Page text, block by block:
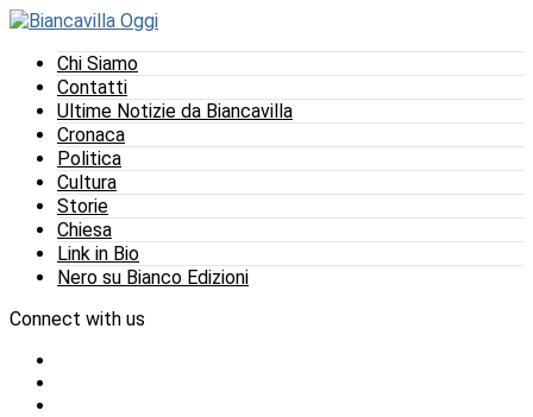
Chi Siamo
Contatti
Ultime Notizie da Biancavilla
Cronaca
Politica
Cultura
Storie
Chiesa
Link in Bio
Nero su Bianco Edizioni
Connect with us